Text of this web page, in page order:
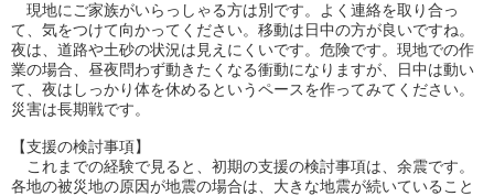
現地にご家族がいらっしゃる方は別です。よく連絡を取り合っ
て、 気をつけて向かってください。移動は日中の方が良いですね。
夜は、道路や土砂の状況は見えにくいです。危険です。 現地での作
業の場合、昼夜問わず動きたくなる衝動になりますが、
日中は動い
て、 夜はしっかり体を休めるというペースを作ってみてください。
災害は長期戦です。
【支援の検討事項】
これまでの経験で見ると、初期の支援の検討事項は、余震です。
各地の被災地の原因が地震の場合は、 大きな地震が続いていること